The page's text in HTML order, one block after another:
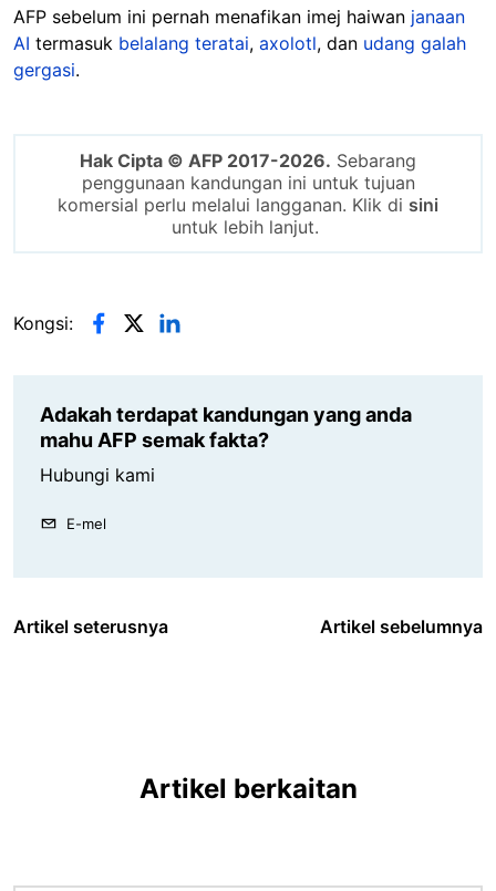
AFP sebelum ini pernah menafikan imej haiwan janaan
AI termasuk belalang teratai, axolotl, dan udang galah
gergasi.
Hak Cipta © AFP 2017-2026. Sebarang
penggunaan kandungan ini untuk tujuan
komersial perlu melalui langganan. Klik di sini
untuk lebih lanjut.
Kongsi:
Adakah terdapat kandungan yang anda
mahu AFP semak fakta?
Hubungi kami
E-mel
Artikel seterusnya Artikel sebelumnya
Artikel berkaitan